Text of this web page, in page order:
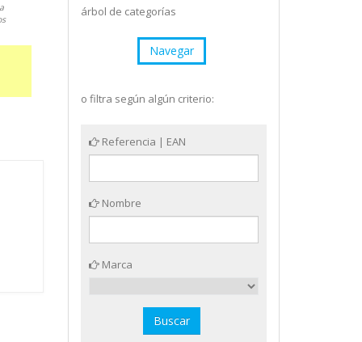
árbol de categorías
Navegar
o filtra según algún criterio:
Referencia | EAN
Nombre
Marca